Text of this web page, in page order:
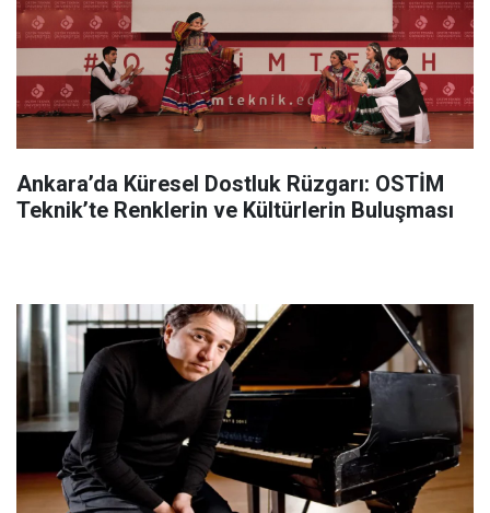
Ankara’da Küresel Dostluk Rüzgarı: OSTİM
Teknik’te Renklerin ve Kültürlerin Buluşması